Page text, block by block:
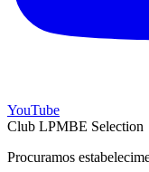
YouTube
Club LPMBE Selection
Procuramos